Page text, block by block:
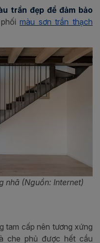
trần đẹp để đảm bảo
phốimàu sơn trần thạch
nhã (Nguồn: Internet)
tam cấp nên tương xứng
che phủ được hết cầu